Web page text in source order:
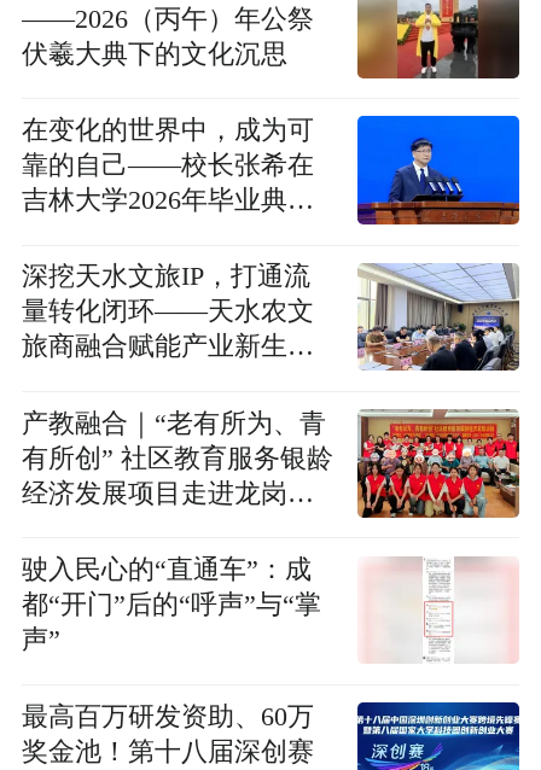
——2026（丙午）年公祭
伏羲大典下的文化沉思
在变化的世界中，成为可
靠的自己——校长张希在
吉林大学2026年毕业典礼
深挖天水文旅IP，打通流
量转化闭环——天水农文
旅商融合赋能产业新生态
产教融合｜“老有所为、青
有所创” 社区教育服务银龄
经济发展项目走进龙岗任
驶入民心的“直通车”：成
都“开门”后的“呼声”与“掌
声”
最高百万研发资助、60万
奖金池！第十八届深创赛